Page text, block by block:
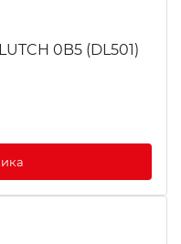
0B5 (DL501)